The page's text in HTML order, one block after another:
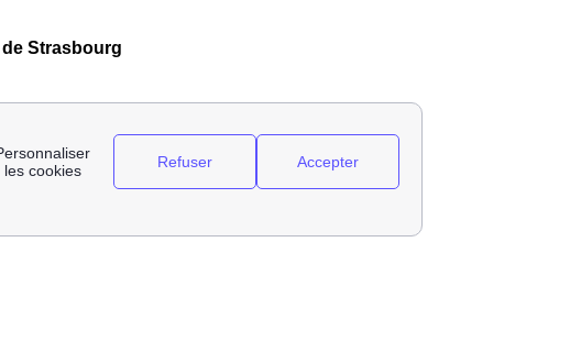
Strasbourg
consommateurs directs dans sa zone d'activité.
et d'électricité.